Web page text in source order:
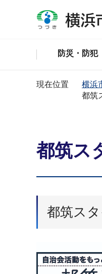
防災・防犯
現在位置 横浜
都筑
都筑ス
都筑ス